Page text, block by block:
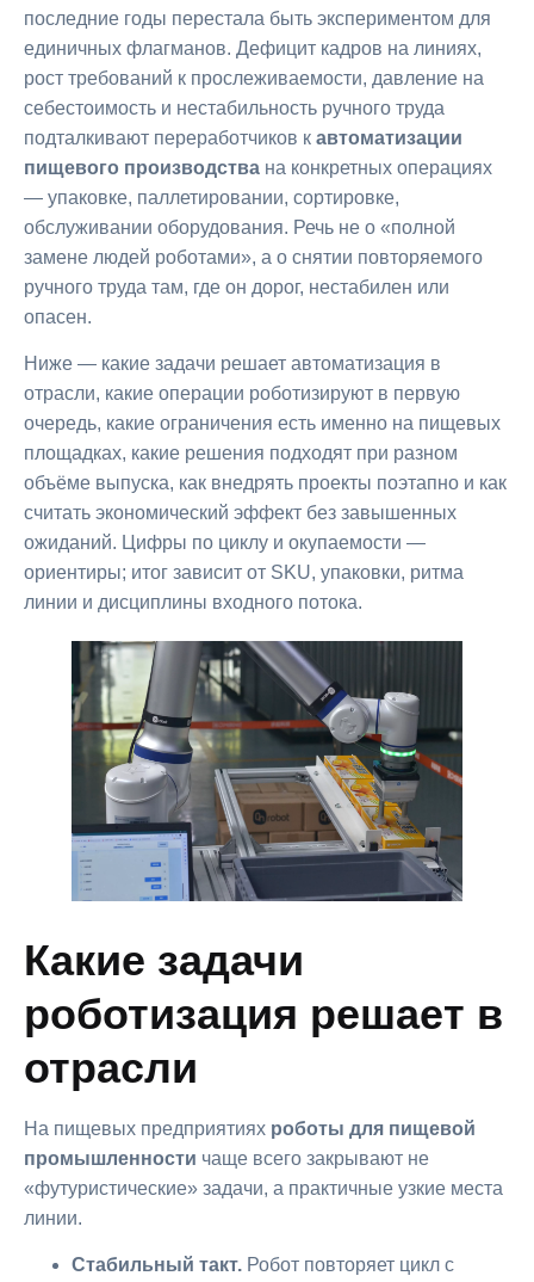
последние годы перестала быть экспериментом для
единичных флагманов. Дефицит кадров на линиях,
рост требований к прослеживаемости, давление на
себестоимость и нестабильность ручного труда
подталкивают переработчиков к автоматизации
пищевого производства на конкретных операциях
— упаковке, паллетировании, сортировке,
обслуживании оборудования. Речь не о «полной
замене людей роботами», а о снятии повторяемого
ручного труда там, где он дорог, нестабилен или
опасен.
Ниже — какие задачи решает автоматизация в
отрасли, какие операции роботизируют в первую
очередь, какие ограничения есть именно на пищевых
площадках, какие решения подходят при разном
объёме выпуска, как внедрять проекты поэтапно и как
считать экономический эффект без завышенных
ожиданий. Цифры по циклу и окупаемости —
ориентиры; итог зависит от SKU, упаковки, ритма
линии и дисциплины входного потока.
Какие задачи
роботизация решает в
отрасли
На пищевых предприятиях роботы для пищевой
промышленности чаще всего закрывают не
«футуристические» задачи, а практичные узкие места
линии.
Стабильный такт. Робот повторяет цикл с